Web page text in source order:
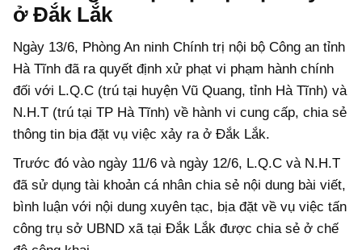
ở Đắk Lắk
Ngày 13/6, Phòng An ninh Chính trị nội bộ Công an tỉnh
Hà Tĩnh đã ra quyết định xử phạt vi phạm hành chính
đối với L.Q.C (trú tại huyện Vũ Quang, tỉnh Hà Tĩnh) và
N.H.T (trú tại TP Hà Tĩnh) về hành vi cung cấp, chia sẻ
thông tin bịa đặt vụ việc xảy ra ở Đắk Lắk.
Trước đó vào ngày 11/6 và ngày 12/6, L.Q.C và N.H.T
đã sử dụng tài khoản cá nhân chia sẻ nội dung bài viết,
bình luận với nội dung xuyên tạc, bịa đặt về vụ việc tấn
công trụ sở UBND xã tại Đắk Lắk được chia sẻ ở chế